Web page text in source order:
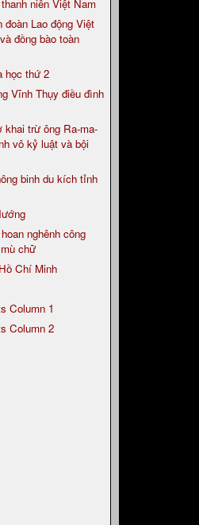
niên Việt Nam
đoàn Lao động Việt
đồng bào toàn
học thứ 2
Vĩnh Thụy điều đình
khai trừ ông Ra-ma-
vô kỷ luật và bội
binh du kích tỉnh
nghênh công
chữ
Chí Minh
Column 1
Column 2